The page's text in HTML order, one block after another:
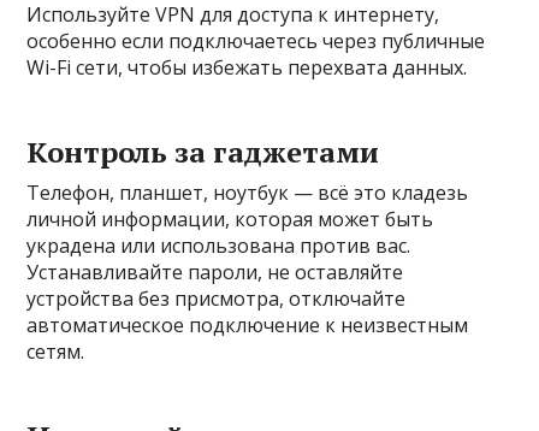
Используйте VPN для доступа к интернету,
особенно если подключаетесь через публичные
Wi-Fi сети, чтобы избежать перехвата данных.
Контроль за гаджетами
Телефон, планшет, ноутбук — всё это кладезь
личной информации, которая может быть
украдена или использована против вас.
Устанавливайте пароли, не оставляйте
устройства без присмотра, отключайте
автоматическое подключение к неизвестным
сетям.